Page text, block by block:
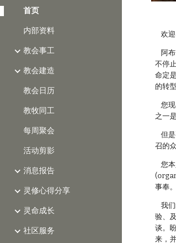
首页
内部资料
教会事工
教会建造
教会日历
教牧同工
每周聚会
活动剪影
消息报告
灵修心得分享
灵命成长
社区服务
不停
命定
的转
    您现在访问的教会就是一个“国度连接型教会”的研发基地！在这个教会里，您不是客人而是主人。我们这个教会的理念
之一
    但是要找到自己的命定，其中最重要最关键的事情之一，是我们每个人必须紧紧地与上帝连接，同时必须与上帝所呼
召的
    您本人在不在我们这个地方并不是重要的，您本人是否隶属于这个教会也是不重要的，因为教会其实并不是一个组织
事奉
    我们的目标，是要将教会建造成一个社区服务中心、信仰实践中心、及领袖培训中心。有关详细的教会建造理念、经
验、
谈。
来，